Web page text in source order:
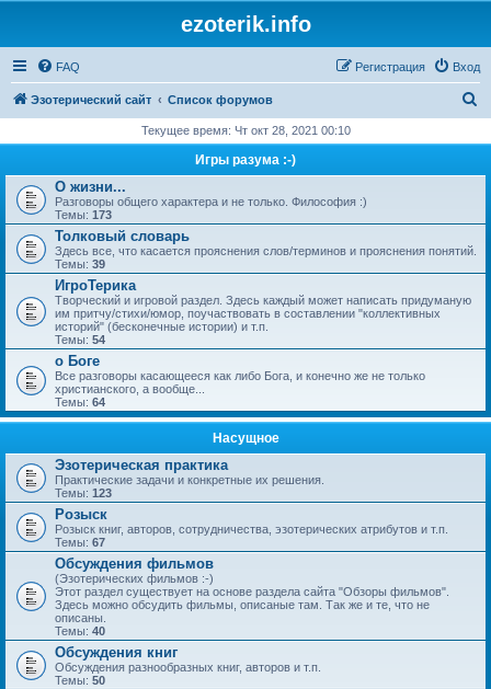
ezoterik.info
FAQ Вход
Регистрация
Эзотерический сайт Список форумов
с
Текущее время: Чт окт 28, 2021 00:10
Игры разума :-)
О жизни...
Разговоры общего характера и не только. Философия :)
Темы: 173
Толковый словарь
Здесь все, что касается прояснения слов/терминов и прояснения понятий.
Темы: 39
ИгроТерика
Творческий и игровой раздел. Здесь каждый может написать придуманую
им притчу/стихи/юмор, поучаствовать в составлении "коллективных
историй" (бесконечные истории) и т.п.
Темы: 54
о Боге
Все разговоры касающееся как либо Бога, и конечно же не только
христианского, а вообще...
Темы: 64
Насущное
Эзотерическая практика
Практические задачи и конкретные их решения.
Темы: 123
Розыск
Розыск книг, авторов, сотрудничества, эзотерических атрибутов и т.п.
Темы: 67
Обсуждения фильмов
(Эзотерических фильмов :-)
Этот раздел существует на основе раздела сайта "Обзоры фильмов".
Здесь можно обсудить фильмы, описаные там. Так же и те, что не
описаны.
Темы: 40
Обсуждения книг
Обсуждения разнообразных книг, авторов и т.п.
Темы: 50